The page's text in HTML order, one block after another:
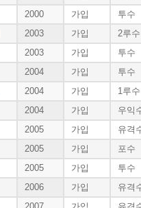
2000 가입 투수
2003 가입 2루수
2003 가입 투수
2004 가입 투수
2004 가입 1루수
2004 가입 우익
2005 가입 유격
2005 가입 포수
2005 가입 투수
2006 가입 유격